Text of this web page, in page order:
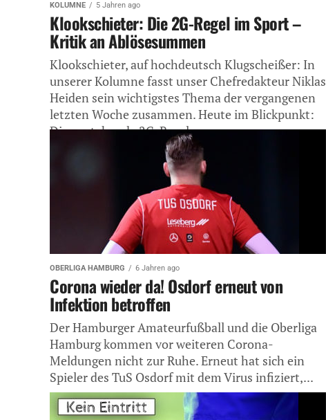
KOLUMNE 5 Jahren ago
Klookschieter: Die 2G-Regel im Sport –
Kritik an Ablösesummen
Klookschieter, auf hochdeutsch Klugscheißer: In
unserer Kolumne fasst unser Chefredakteur Niklas
Heiden sein wichtigstes Thema der vergangenen
letzten Woche zusammen. Heute im Blickpunkt:
Die anstehende 2G-Regelung...
OBERLIGA HAMBURG 6 Jahren ago
Corona wieder da! Osdorf erneut von
Infektion betroffen
Der Hamburger Amateurfußball und die Oberliga
Hamburg kommen vor weiteren Corona-
Meldungen nicht zur Ruhe. Erneut hat sich ein
Spieler des TuS Osdorf mit dem Virus infiziert,...